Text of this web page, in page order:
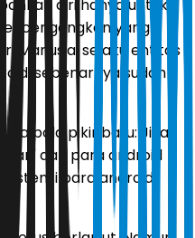
diri hanya untuk
yang
Manusia, selaku entitas
sebenarnya sudah
pola pikir baru: Jika
dari para android
para android